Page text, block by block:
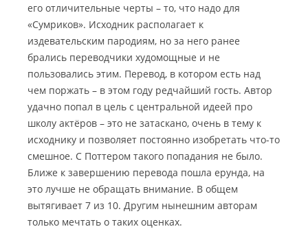
его отличительные черты – то, что надо для
«Сумриков». Исходник располагает к
издевательским пародиям, но за него ранее
брались переводчики худомощные и не
пользовались этим. Перевод, в котором есть над
чем поржать – в этом году редчайший гость. Автор
удачно попал в цель с центральной идеей про
школу актёров – это не затаскано, очень в тему к
исходнику и позволяет постоянно изобретать что-то
смешное. С Поттером такого попадания не было.
Ближе к завершению перевода пошла ерунда, на
это лучше не обращать внимание. В общем
вытягивает 7 из 10. Другим нынешним авторам
только мечтать о таких оценках.